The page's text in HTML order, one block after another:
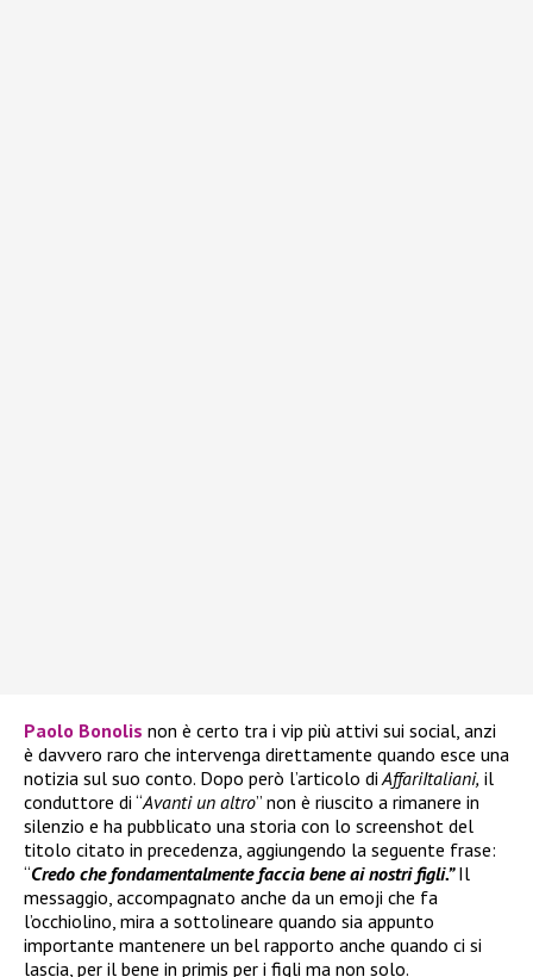
Paolo Bonolis non è certo tra i vip più attivi sui social, anzi
è davvero raro che intervenga direttamente quando esce una
notizia sul suo conto. Dopo però l’articolo diAffariItaliani, il
conduttore di “Avanti un altro” non è riuscito a rimanere in
silenzio e ha pubblicato una storia con lo screenshot del
titolo citato in precedenza, aggiungendo la seguente frase:
“Credo che fondamentalmente faccia bene ai nostri figli.”Il
messaggio, accompagnato anche da un emoji che fa
l’occhiolino, mira a sottolineare quando sia appunto
importante mantenere un bel rapporto anche quando ci si
lascia, per il bene in primis per i figli ma non solo.